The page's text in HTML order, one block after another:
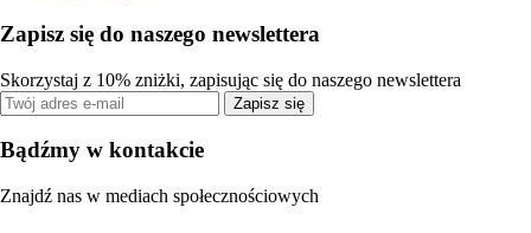
Zapisz się do naszego newslettera
Skorzystaj z 10% zniżki, zapisując się do naszego newslettera
Zapisz się
Bądźmy w kontakcie
Znajdź nas w mediach społecznościowych